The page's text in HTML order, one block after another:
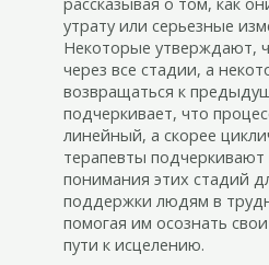
утрату или серьезные
Некоторые утверждают,
через все стадии, а
возвращаться к
подчеркивает, что
линейный, а скорее
терапевты подчеркивают
понимания этих стадий
поддержки людям в
помогая им осознать
пути к исцелению.